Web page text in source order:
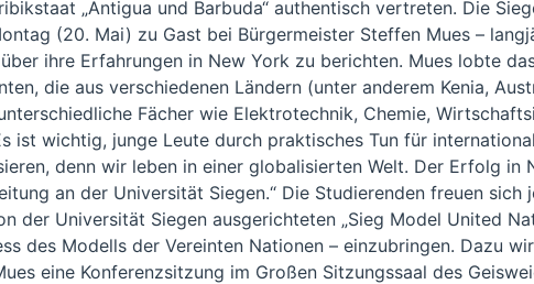
„Antigua und Barbuda“ authentisch vertreten. Die
(20. Mai) zu Gast bei Bürgermeister Steffen Mues –
ihre Erfahrungen in New York zu berichten. Mues lobte
die aus verschiedenen Ländern (unter anderem Kenia,
Fächer wie Elektrotechnik, Chemie,
ist wichtig, junge Leute durch praktisches Tun für
denn wir leben in einer globalisierten Welt. Der Erfolg in
an der Universität Siegen.“ Die Studierenden freuen sich
der Universität Siegen ausgerichteten „Sieg Model United
des Modells der Vereinten Nationen – einzubringen. Dazu
eine Konferenzsitzung im Großen Sitzungssaal des